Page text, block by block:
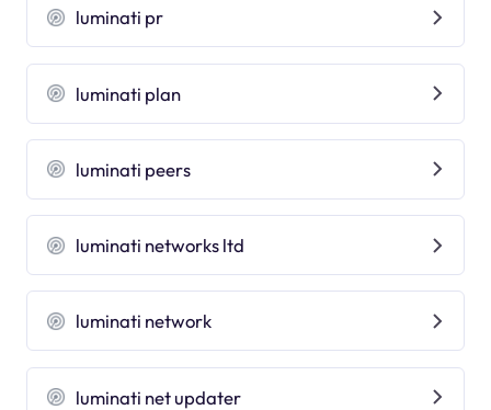
luminati pr
luminati plan
luminati peers
luminati networks ltd
luminati network
luminati net updater